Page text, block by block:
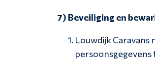
7) Beveiliging en
Louwdijk Caravans